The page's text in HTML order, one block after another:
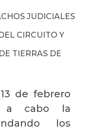
JUDICIALES
CIRCUITO Y
TIERRAS DE
de febrero
a cabo la
los